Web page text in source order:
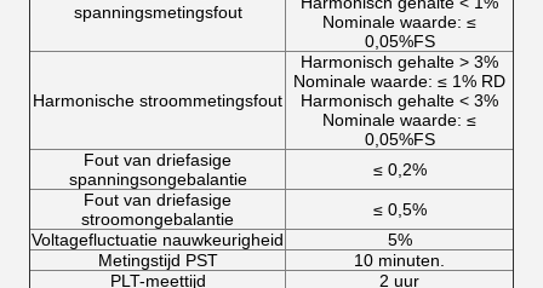
spanningsmetingsfout
Nominale waarde: ≤
0,05%FS
Harmonische stroommetingsfout
Harmonisch gehalte > 3%
Nominale waarde: ≤ 1% RD
Harmonisch gehalte < 3%
Nominale waarde: ≤
0,05%FS
Fout van driefasige
spanningsongebalantie
≤ 0,2%
Fout van driefasige
stroomongebalantie
≤ 0,5%
Voltagefluctuatie nauwkeurigheid
5%
Metingstijd PST
10 minuten.
PLT-meettijd
2 uur